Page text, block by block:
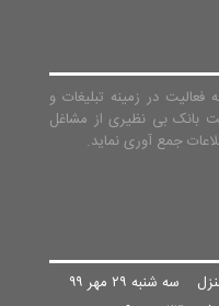
در زمینه تبلیغات و
بانک بی نظیری از مشاغل
سه شنبه ۲۹ مهر ۹۹